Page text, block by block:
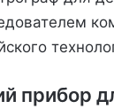
прибор